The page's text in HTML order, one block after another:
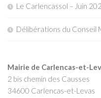
Le Carlencassol – Juin
Délibérations du Conseil
Mairie de Carlencas-et-
2 bis chemin des Causses
34600 Carlencas-et-Levas